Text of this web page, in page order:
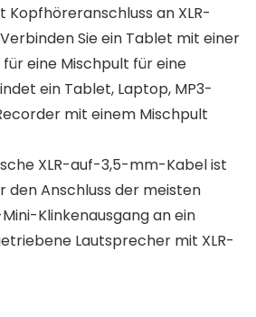
an XLR-
Sie ein Tablet mit einer
eine Mischpult für eine
ein Tablet, Laptop, MP3-
mit einem Mischpult
XLR-auf-3,5-mm-Kabel ist
den Anschluss der meisten
Klinkenausgang an ein
Lautsprecher mit XLR-